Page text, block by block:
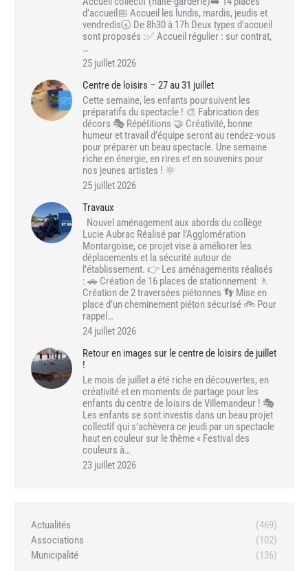
d’accueil📅 Accueil les lundis, mardis, jeudis et
vendredis🕣 De 8h30 à 17h Deux types d’accueil
sont proposés :✅ Accueil régulier : sur contrat,
…
25 juillet 2026
Centre de loisirs – 27 au 31 juillet
Cette semaine, les enfants poursuivent les
préparatifs du spectacle ! 🎨 Fabrication des
décors 🎭 Répétitions 🤝 Créativité, bonne
humeur et travail d’équipe seront au rendez-vous
pour préparer un beau spectacle. Une semaine
riche en énergie, en rires et en souvenirs pour
nos jeunes artistes ! 🌞
25 juillet 2026
Travaux
Nouvel aménagement aux abords du collège
Lucie Aubrac Réalisé par l’Agglomération
Montargoise, ce projet vise à améliorer les
déplacements et la sécurité autour de
l’établissement. 👉 Les aménagements réalisés
: 🚗 Création de 16 places de stationnement 🚶
Création de 2 traversées piétonnes 👣 Mise en
place d’un cheminement piéton sécurisé 🚲 Pour
rappel…
24 juillet 2026
Retour en images sur le centre de loisirs de juillet
!
Le mois de juillet a été riche en découvertes, en
créativité et en moments de partage pour les
enfants du centre de loisirs de Villemandeur ! 🎭
Les enfants se sont investis dans un beau projet
collectif qui s’achèvera ce jeudi par un spectacle
haut en couleur sur le thème « Festival des
couleurs à…
23 juillet 2026
Actualités
(469)
Associations
(102)
Municipalité
(136)